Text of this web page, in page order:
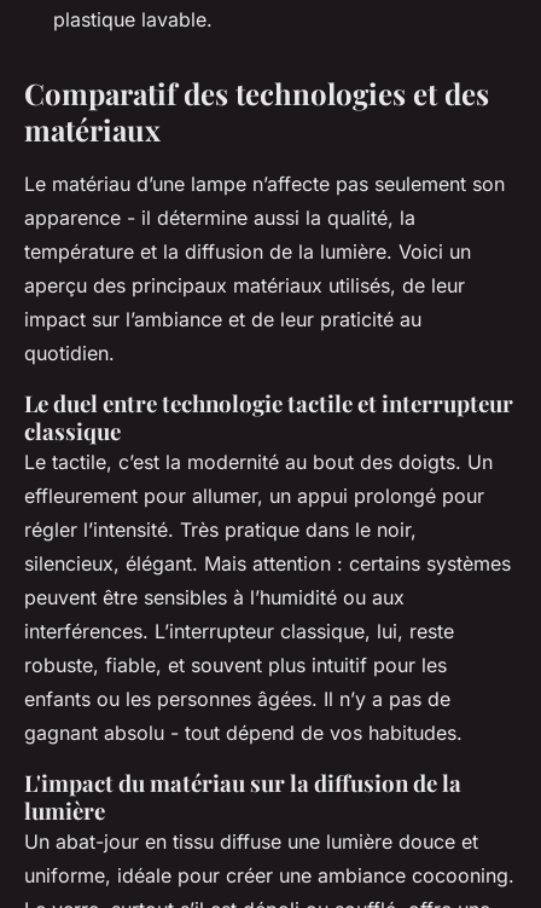
plastique lavable.
Comparatif des technologies et des
matériaux
Le matériau d’une lampe n’affecte pas seulement son
apparence - il détermine aussi la qualité, la
température et la diffusion de la lumière. Voici un
aperçu des principaux matériaux utilisés, de leur
impact sur l’ambiance et de leur praticité au
quotidien.
Le duel entre technologie tactile et interrupteur
classique
Le tactile, c’est la modernité au bout des doigts. Un
effleurement pour allumer, un appui prolongé pour
régler l’intensité. Très pratique dans le noir,
silencieux, élégant. Mais attention : certains systèmes
peuvent être sensibles à l’humidité ou aux
interférences. L’interrupteur classique, lui, reste
robuste, fiable, et souvent plus intuitif pour les
enfants ou les personnes âgées. Il n’y a pas de
gagnant absolu - tout dépend de vos habitudes.
L'impact du matériau sur la diffusion de la
lumière
Un abat-jour en tissu diffuse une lumière douce et
uniforme, idéale pour créer une ambiance cocooning.